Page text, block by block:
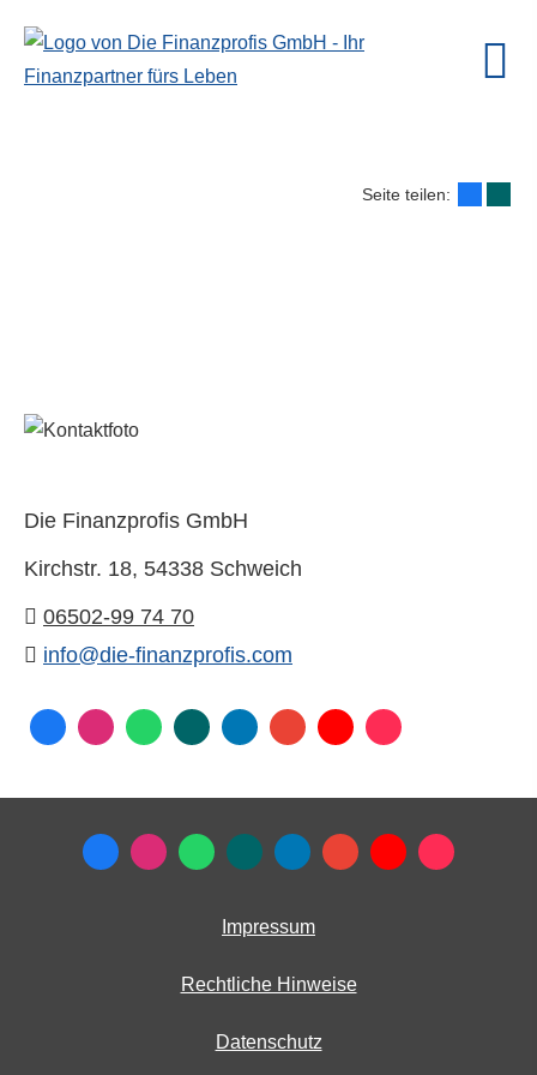
Seite teilen:
Die Finanzprofis GmbH
Kirchstr. 18, 54338 Schweich
06502-99 74 70
info@die-finanzprofis.com
Impressum
Rechtliche Hinweise
Datenschutz